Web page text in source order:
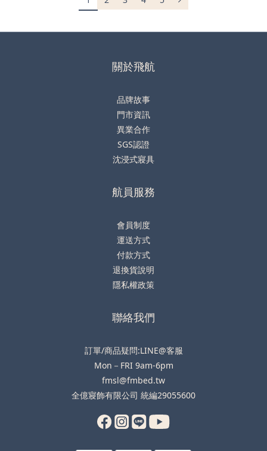
關於飛航
品牌故事
門市資訊
異業合作
SGS認證
沈浸式寢具
航員服務
會員制度
運送方式
付款方式
退換貨說明
隱私權政策
聯絡我們
訂單/商品疑問:LINE@客服
Mon－FRI 9am-6pm
fmsl@fmbed.tw
全億寢飾有限公司 統編29055600